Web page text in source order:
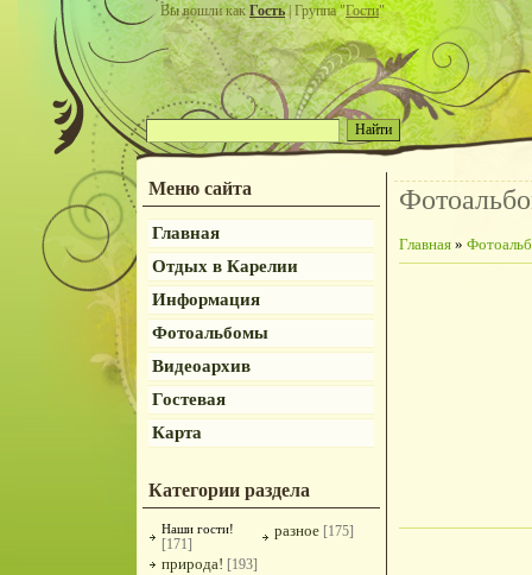
Вы вошли какГость| Группа "Гости"
Меню сайта
Главная
Отдых в Карелии
Информация
Фотоальбомы
Видеоархив
Гостевая
Карта
Категории раздела
Наши гости!
[171]
разное [175]
природа! [193]
Главная »